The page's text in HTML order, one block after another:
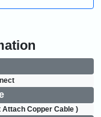
Copper Cable )